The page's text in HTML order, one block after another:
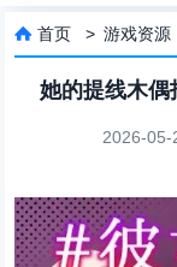
 首页 >游戏资源
她的提线木偶
2026-